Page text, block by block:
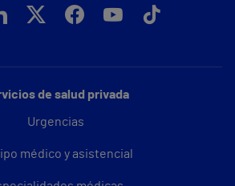
de salud privada
Urgencias
médico y asistencial